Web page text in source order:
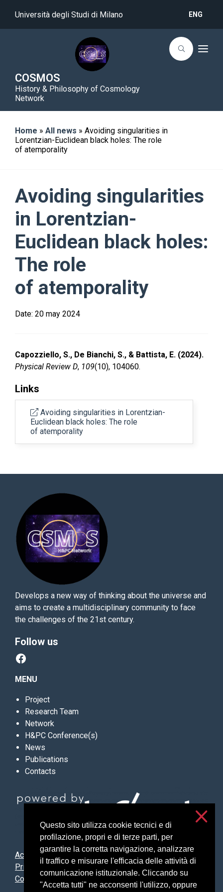
Questo sito utilizza cookie tecnici e di
profilazione, propri e di terze parti, per
garantire la corretta navigazione, analizzare
il traffico e misurare l'efficacia delle attività di
comunicazione istituzionale. Cliccando su
"Accetta tutti" ne acconsenti l'utilizzo, oppure
Università degli Studi di Milano ENG
COSMOS
History & Philosophy of Cosmology
Network
T
v
Home » All news » Avoiding singularities in
Lorentzian-Euclidean black holes: The role
of atemporality
Avoiding singularities
in Lorentzian-
Euclidean black holes:
The role
of atemporality
Date: 20 may 2024
Capozziello, S., De Bianchi, S., & Battista, E. (2024).
Physical Review D, 109(10), 104060.
Links
Avoiding singularities in Lorentzian-
Euclidean black holes: The role
of atemporality
Develops a new way of thinking about the universe and
aims to create a multidisciplinary community to face
the challenges of the 21st century.
Follow us
Facebook
MENU
Project
Research Team
Network
H&PC Conference(s)
News
Publications
Contacts
Accessibilità
Privacy and cookies
Cookie settings